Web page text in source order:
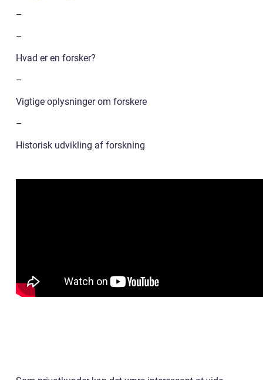
–
–
Hvad er en forsker?
–
Vigtige oplysninger om forskere
–
Historisk udvikling af forskning